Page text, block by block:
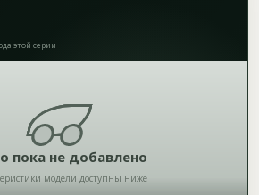
этой серии
пока не добавлено
модели доступны ниже